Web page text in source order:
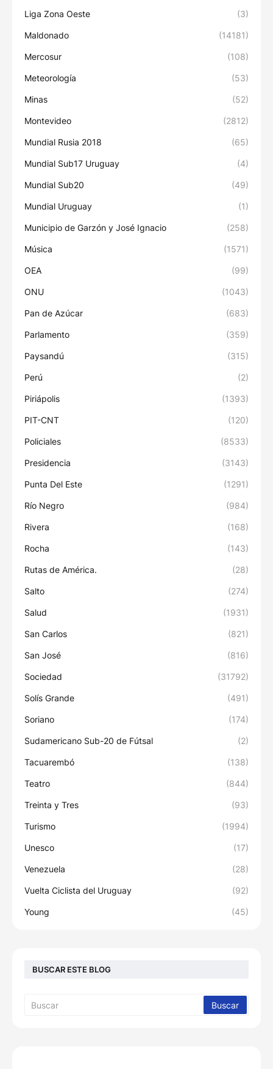
Liga Zona Oeste (3)
Maldonado (14181)
Mercosur (108)
Meteorología (53)
Minas (52)
Montevideo (2812)
Mundial Rusia 2018 (65)
Mundial Sub17 Uruguay (4)
Mundial Sub20 (49)
Mundial Uruguay (1)
Municipio de Garzón y José Ignacio (258)
Música (1571)
OEA (99)
ONU (1043)
Pan de Azúcar (683)
Parlamento (359)
Paysandú (315)
Perú (2)
Piriápolis (1393)
PIT-CNT (120)
Policiales (8533)
Presidencia (3143)
Punta Del Este (1291)
Río Negro (984)
Rivera (168)
Rocha (143)
Rutas de América. (28)
Salto (274)
Salud (1931)
San Carlos (821)
San José (816)
Sociedad (31792)
Solís Grande (491)
Soriano (174)
Sudamericano Sub-20 de Fútsal (2)
Tacuarembó (138)
Teatro (844)
Treinta y Tres (93)
Turismo (1994)
Unesco (17)
Venezuela (28)
Vuelta Ciclista del Uruguay (92)
Young (45)
BUSCAR ESTE BLOG